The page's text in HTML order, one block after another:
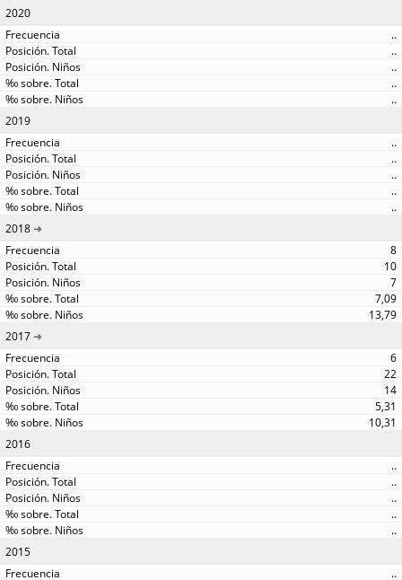
2020
..
..
..
..
..
2019
..
..
..
..
..
2018
8
10
7
7,09
13,79
2017
6
22
14
5,31
10,31
2016
..
..
..
..
..
2015
..